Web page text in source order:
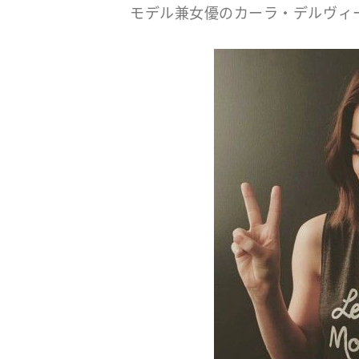
モデル兼女優のカーラ・デルヴィ